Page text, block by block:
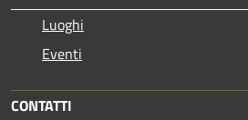
Luoghi
Eventi
CONTATTI